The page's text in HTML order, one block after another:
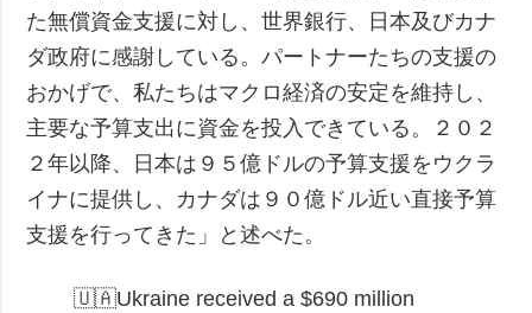
た無償資金支援に対し、世界銀行、日本及びカナ
ダ政府に感謝している。パートナーたちの支援の
おかげで、私たちはマクロ経済の安定を維持し、
主要な予算支出に資金を投入できている。２０２
２年以降、日本は９５億ドルの予算支援をウクラ
イナに提供し、カナダは９０億ドル近い直接予算
支援を行ってきた」と述べた。
🇺🇦Ukraine received a $690 million